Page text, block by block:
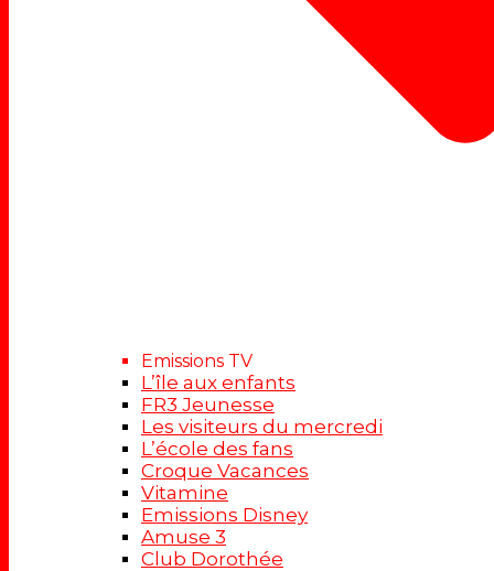
Emissions TV
L’île aux enfants
FR3 Jeunesse
Les visiteurs du mercredi
L’école des fans
Croque Vacances
Vitamine
Emissions Disney
Amuse 3
Club Dorothée